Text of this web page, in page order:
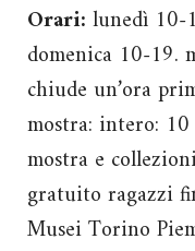
Orari: lunedì 10-
domenica 10-19.
chiude un’ora
mostra: intero:
mostra e
gratuito ragazzi
Musei Torino